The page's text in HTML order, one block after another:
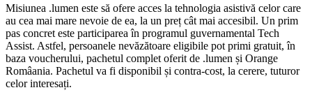
Misiunea .lumen este să ofere acces la tehnologia asistivă celor care
au cea mai mare nevoie de ea, la un preț cât mai accesibil. Un prim
pas concret este participarea în programul guvernamental Tech
Assist. Astfel, persoanele nevăzătoare eligibile pot primi gratuit, în
baza voucherului, pachetul complet oferit de .lumen și Orange
Româania. Pachetul va fi disponibil și contra-cost, la cerere, tuturor
celor interesați.